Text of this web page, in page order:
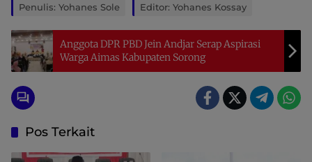
Penulis: Yohanes Sole Editor: Yohanes Kossay
Anggota DPR PBD Jein Andjar Serap Aspirasi
Warga Aimas Kabupaten Sorong
Pos Terkait